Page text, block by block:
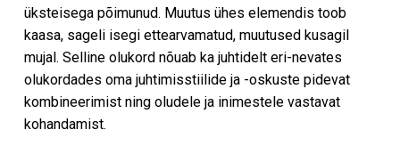
üksteisega põimunud. Muutus ühes elemendis toob
kaasa, sageli isegi ettearvamatud, muutused kusagil
mujal. Selline olukord nõuab ka juhtidelt eri-nevates
olukordades oma juhtimisstiilide ja -oskuste pidevat
kombineerimist ning oludele ja inimestele vastavat
kohandamist.